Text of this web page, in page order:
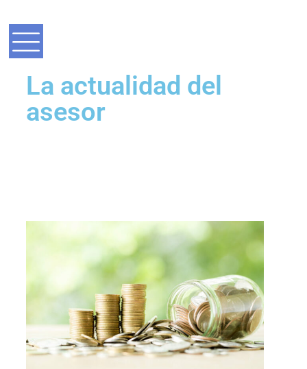
La actualidad del
asesor